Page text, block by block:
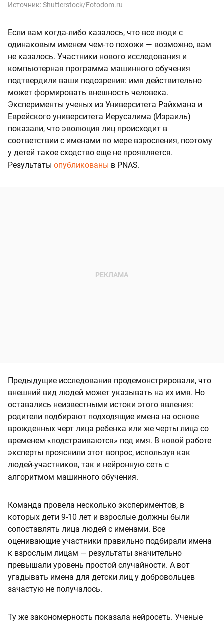
Источник:Shutterstock/Fotodom.ru
Если вам когда-либо казалось, что все люди с
одинаковым именем чем-то похожи — возможно, вам
не казалось. Участники нового исследования и
компьютерная программа машинного обучения
подтвердили ваши подозрения: имя действительно
может формировать внешность человека.
Эксперименты ученых из Университета Райхмана и
Еврейского университета Иерусалима (Израиль)
показали, что эволюция лиц происходит в
соответствии с именами по мере взросления, поэтому
у детей такое сходство еще не проявляется.
Результаты опубликованы в PNAS.
Предыдущие исследования продемонстрировали, что
внешний вид людей может указывать на их имя. Но
оставались неизвестными истоки этого явления:
родители подбирают подходящие имена на основе
врожденных черт лица ребенка или же черты лица со
временем «подстраиваются» под имя. В новой работе
эксперты прояснили этот вопрос, используя как
людей-участников, так и нейронную сеть с
алгоритмом машинного обучения.
Команда провела несколько экспериментов, в
которых дети 9-10 лет и взрослые должны были
сопоставлять лица людей с именами. Все
оценивающие участники правильно подбирали имена
к взрослым лицам — результаты значительно
превышали уровень простой случайности. А вот
угадывать имена для детски лиц у добровольцев
зачастую не получалось.
Ту же закономерность показала нейросеть. Ученые